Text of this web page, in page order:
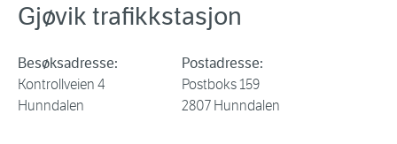
Gjøvik trafikkstasjon
Besøksadresse:
Kontrollveien 4
Hunndalen
Postadresse:
Postboks 159
2807 Hunndalen